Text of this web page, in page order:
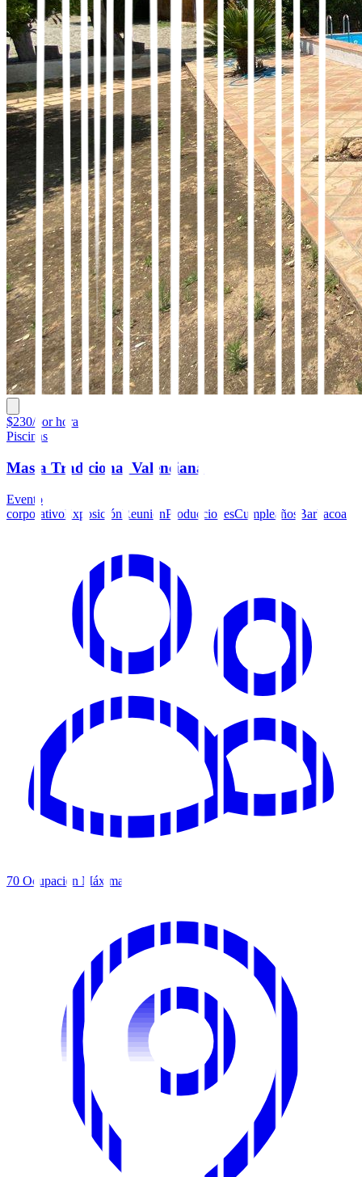
$230/por hora
Piscinas
Masía Tradicional Valenciana
Evento
corporativoExposiciónReuniónProduccionesCumpleaños Barbacoa
70 Ocupación Máxima